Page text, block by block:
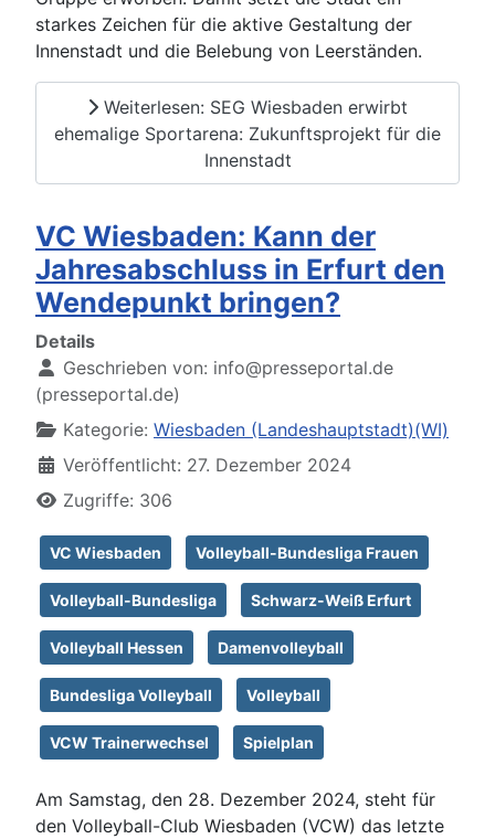
starkes Zeichen für die aktive Gestaltung der
Innenstadt und die Belebung von Leerständen.
Weiterlesen: SEG Wiesbaden erwirbt
ehemalige Sportarena: Zukunftsprojekt für die
Innenstadt
VC Wiesbaden: Kann der
Jahresabschluss in Erfurt den
Wendepunkt bringen?
Details
Geschrieben von: info@presseportal.de
(presseportal.de)
Kategorie: Wiesbaden (Landeshauptstadt)(WI)
Veröffentlicht: 27. Dezember 2024
Zugriffe: 306
VC Wiesbaden Volleyball-Bundesliga Frauen
Volleyball-Bundesliga Schwarz-Weiß Erfurt
Volleyball Hessen Damenvolleyball
Bundesliga Volleyball Volleyball
VCW Trainerwechsel Spielplan
Am Samstag, den 28. Dezember 2024, steht für
den Volleyball-Club Wiesbaden (VCW) das letzte